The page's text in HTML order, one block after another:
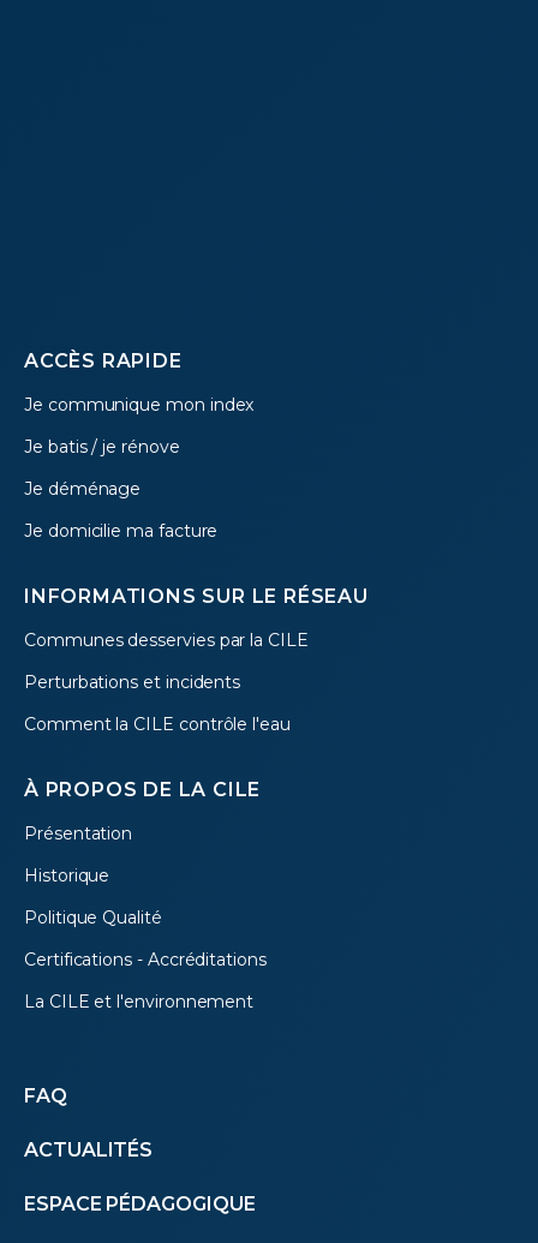
Footer
menu
ACCÈS RAPIDE
Je communique mon index
Je batis / je rénove
Je déménage
Je domicilie ma facture
INFORMATIONS SUR LE RÉSEAU
Communes desservies par la CILE
Perturbations et incidents
Comment la CILE contrôle l'eau
À PROPOS DE LA CILE
Présentation
Historique
Politique Qualité
Certifications - Accréditations
La CILE et l'environnement
Autres
menus
FAQ
ACTUALITÉS
ESPACE PÉDAGOGIQUE